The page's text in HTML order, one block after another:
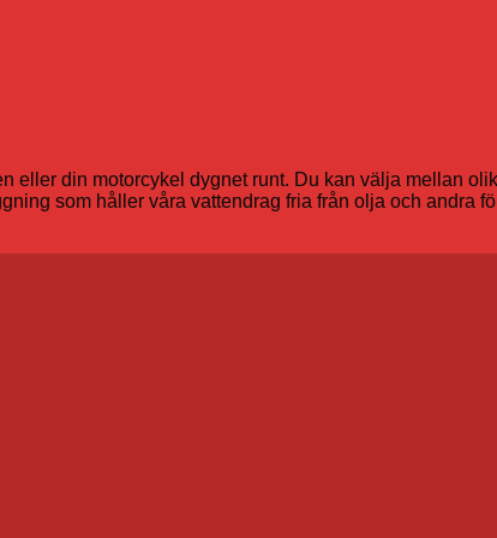
eller din motorcykel dygnet runt. Du kan välja mellan
som håller våra vattendrag fria från olja och andra